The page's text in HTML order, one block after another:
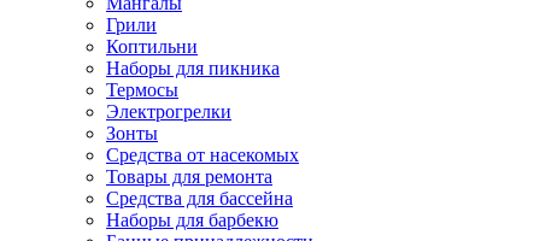
Грили
Коптильни
Наборы для пикника
Термосы
Электрогрелки
Зонты
Средства от насекомых
Товары для ремонта
Средства для бассейна
Наборы для барбекю